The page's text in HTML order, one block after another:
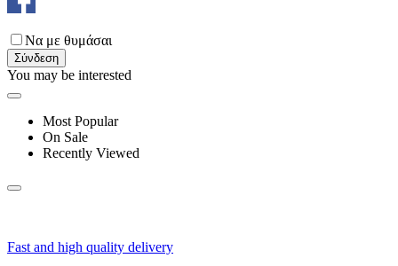
Να με θυμάσαι
Σύνδεση
You may be interested
Most Popular
On Sale
Recently Viewed
Fast and high quality delivery